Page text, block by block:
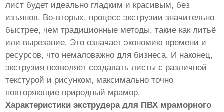
лист будет идеально гладким и красивым, без
изъянов. Во-вторых, процесс экструзии значительно
быстрее, чем традиционные методы, такие как литьё
или вырезание. Это означает экономию времени и
ресурсов, что немаловажно для бизнеса. И наконец,
экструзия позволяет создавать листы с различной
текстурой и рисунком, максимально точно
повторяющие природный мрамор.
Характеристики экструдера для ПВХ мраморного